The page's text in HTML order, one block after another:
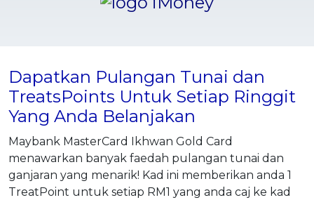
Dapatkan Pulangan Tunai dan
TreatsPoints Untuk Setiap Ringgit
Yang Anda Belanjakan
Maybank MasterCard Ikhwan Gold Card
menawarkan banyak faedah pulangan tunai dan
ganjaran yang menarik! Kad ini memberikan anda 1
TreatPoint untuk setiap RM1 yang anda caj ke kad